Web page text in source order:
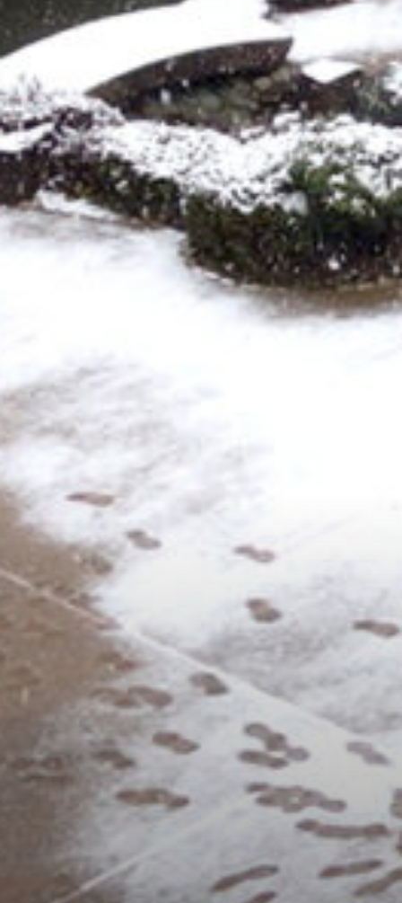
: Attempt to read property "cat_name" on null in
/home/sakurazuka/sakurazuka.ed.jp/public_html/wp-conten
t/themes/sakurazuka_2020/header.php